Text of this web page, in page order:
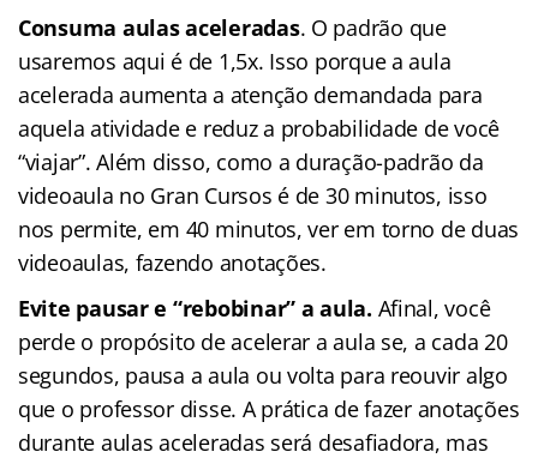
Consuma aulas aceleradas. O padrão que
usaremos aqui é de 1,5x. Isso porque a aula
acelerada aumenta a atenção demandada para
aquela atividade e reduz a probabilidade de você
“viajar”. Além disso, como a duração-padrão da
videoaula no Gran Cursos é de 30 minutos, isso
nos permite, em 40 minutos, ver em torno de duas
videoaulas, fazendo anotações.
Evite pausar e “rebobinar” a aula. Afinal, você
perde o propósito de acelerar a aula se, a cada 20
segundos, pausa a aula ou volta para reouvir algo
que o professor disse. A prática de fazer anotações
durante aulas aceleradas será desafiadora, mas